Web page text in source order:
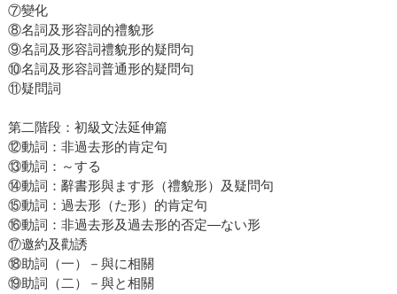
⑦變化
⑧名詞及形容詞的禮貌形
⑨名詞及形容詞禮貌形的疑問句
⑩名詞及形容詞普通形的疑問句
⑪疑問詞
第二階段：初級文法延伸篇
⑫動詞：非過去形的肯定句
⑬動詞：～する
⑭動詞：辭書形與ます形（禮貌形）及疑問句
⑮動詞：過去形（た形）的肯定句
⑯動詞：非過去形及過去形的否定―ない形
⑰邀約及勸誘
⑱助詞（一）－與に相關
⑲助詞（二）－與と相關